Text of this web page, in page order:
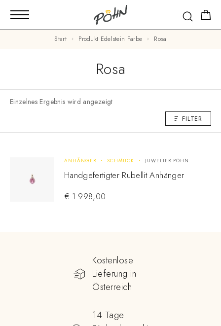
Start Produkt Edelstein Farbe Rosa
Rosa
Einzelnes Ergebnis wird angezeigt
FILTER
ANHÄNGER SCHMUCK JUWELIER PÖHN
Handgefertigter Rubellit Anhänger
€ 1.998,00
Kostenlose
Lieferung in
Österreich
14 Tage